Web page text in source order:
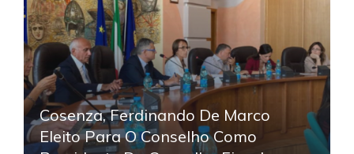
Cosenza, Ferdinando De Marco
Eleito Para O Conselho Como